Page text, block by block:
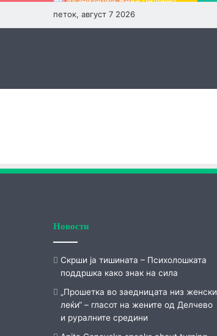
петок, август 7 2026
Новости
Скрши ја тишината – Психолошката
поддршка како знак на сила
„Прошетка во заедницата низ женски
леќи“ – гласот на жените од Делчево
и руралните средини